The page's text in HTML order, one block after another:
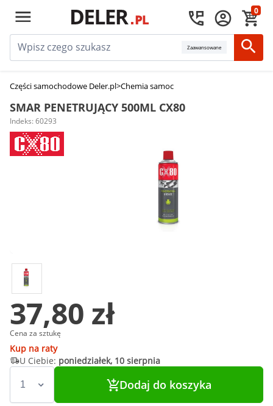
0
Zaawansowane
Części samochodowe Deler.pl>Chemia samochodowa
SMAR PENETRUJĄCY 500ML CX80
Indeks: 60293
37,80 zł
Cena za sztukę
Kup na raty
U Ciebie: poniedziałek, 10 sierpnia
Dodaj do koszyka